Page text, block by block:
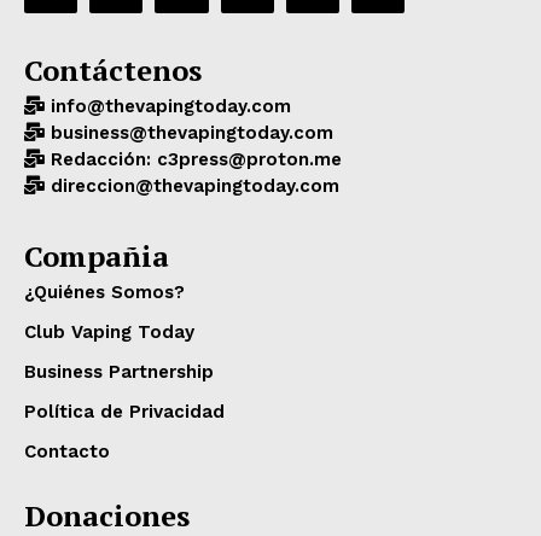
Contáctenos
info@thevapingtoday.com
business@thevapingtoday.com
Redacción: c3press@proton.me
direccion@thevapingtoday.com
Compañia
¿Quiénes Somos?
Club Vaping Today
Business Partnership
Política de Privacidad
Contacto
Donaciones